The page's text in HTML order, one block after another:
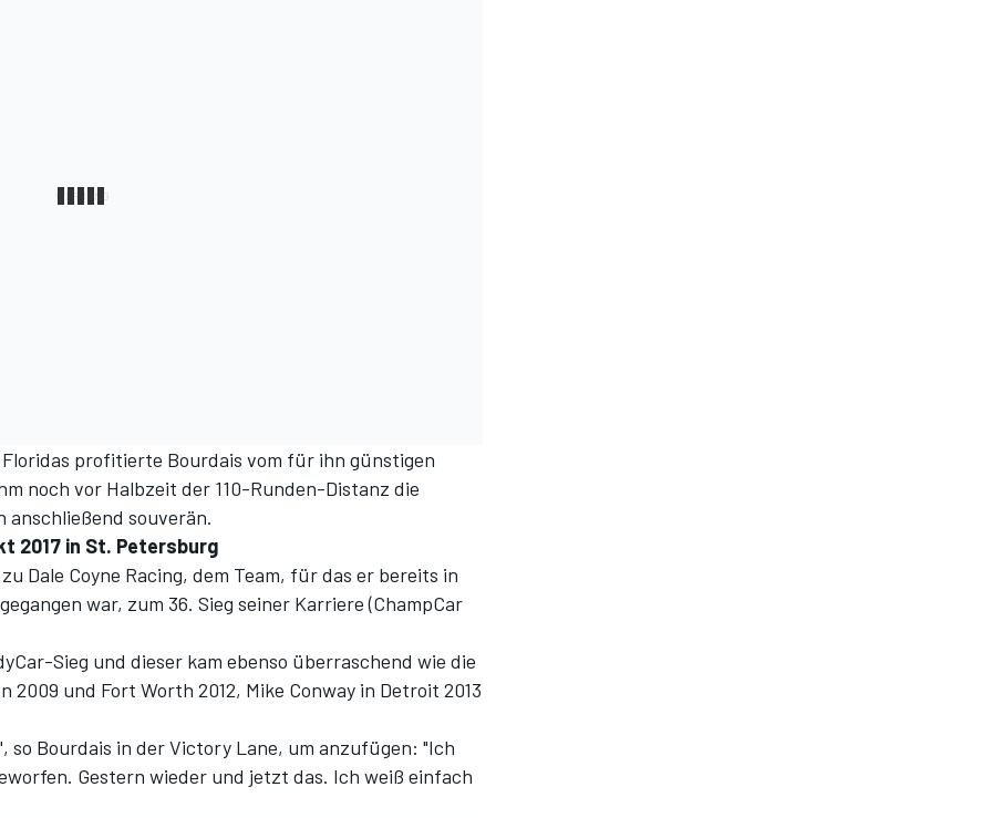
profitierte Bourdais vom für ihn günstigen
noch vor Halbzeit der 110-Runden-Distanz die
souverän.
2017 in St. Petersburg
Dale Coyne Racing, dem Team, für das er bereits in
war, zum 36. Sieg seiner Karriere (ChampCar
Sieg und dieser kam ebenso überraschend wie die
2009 und Fort Worth 2012, Mike Conway in Detroit 2013
so Bourdais in der Victory Lane, um anzufügen: "Ich
Gestern wieder und jetzt das. Ich weiß einfach